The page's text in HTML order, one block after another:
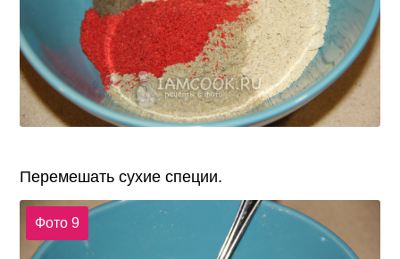
Перемешать сухие специи.
Фото 9